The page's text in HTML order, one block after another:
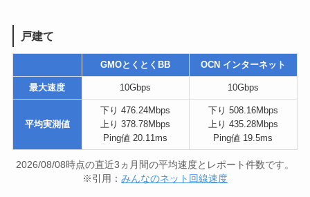
戸建て
GMOとくとくBB OCN インターネット
最大速度 10Gbps 10Gbps
平均実測値
下り 476.24Mbps
上り 378.78Mbps
Ping値 20.11ms
下り 508.16Mbps
上り 435.28Mbps
Ping値 19.5ms
2026/08/08時点の直近3ヵ月間の平均速度とレポート件数です。
※引用： みんなのネット回線速度